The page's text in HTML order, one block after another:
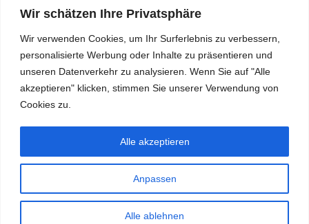
Wir schätzen Ihre Privatsphäre
Wir verwenden Cookies, um Ihr Surferlebnis zu verbessern,
personalisierte Werbung oder Inhalte zu präsentieren und
unseren Datenverkehr zu analysieren. Wenn Sie auf "Alle
akzeptieren" klicken, stimmen Sie unserer Verwendung von
Cookies zu.
Anpassen
Alle ablehnen
Alle akzeptieren
Nachrichten und Ereignisse
Blogs
Kontakt
Kontakt
No.526, Dong'an North Road, Haizhou, Guzhen,
Zhongshan, Guangdong, China
admin@wosenled.com